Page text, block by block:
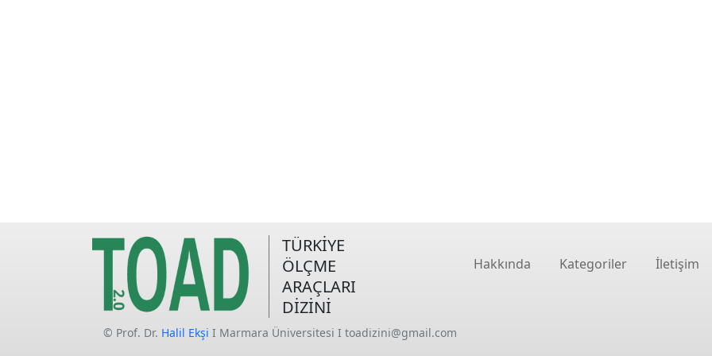
TÜRKİYE
ÖLÇME
ARAÇLARI
DİZİNİ
Hakkında Kategoriler İletişim
© Prof. Dr. Halil Ekşi I Marmara Üniversitesi I toadizini@gmail.com